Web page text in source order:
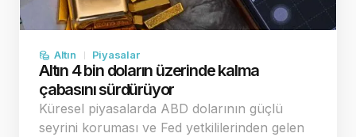
Altın Piyasalar
Altın 4 bin doların üzerinde kalma
çabasını sürdürüyor
Küresel piyasalarda ABD dolarının güçlü
seyrini koruması ve Fed yetkililerinden gelen